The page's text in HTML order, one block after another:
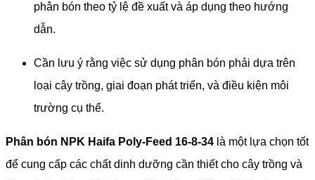
phân bón theo tỷ lệ đề xuất và áp dụng theo hướng
dẫn.
Cần lưu ý rằng việc sử dụng phân bón phải dựa trên
loại cây trồng, giai đoạn phát triển, và điều kiện môi
trường cụ thể.
Phân bón NPK Haifa Poly-Feed 16-8-34 là một lựa chọn tốt
để cung cấp các chất dinh dưỡng cần thiết cho cây trồng và